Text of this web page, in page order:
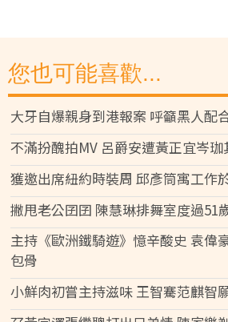
您也可能喜歡...
大牙自爆親身到港報案 呼籲黑人配
不滿扮醜拍MV 呂爵安遭黃正宜岑珈
獲邀出席紐約時裝周 邱彥筒寓工作
撇甩老公囝囝 陳慧琳排舞室度過51
主持《歐洲鐵騎遊》憶辛酸史 袁偉
包骨
小鮮肉初嘗主持滋味 王智騫范麒智